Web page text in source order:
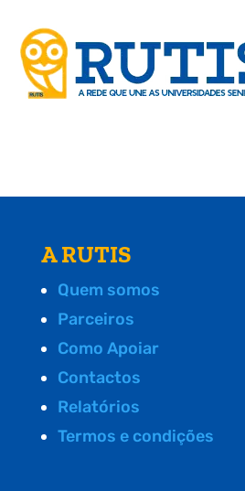
A RUTIS
Quem somos
Parceiros
Como Apoiar
Contactos
Relatórios
Termos e condições